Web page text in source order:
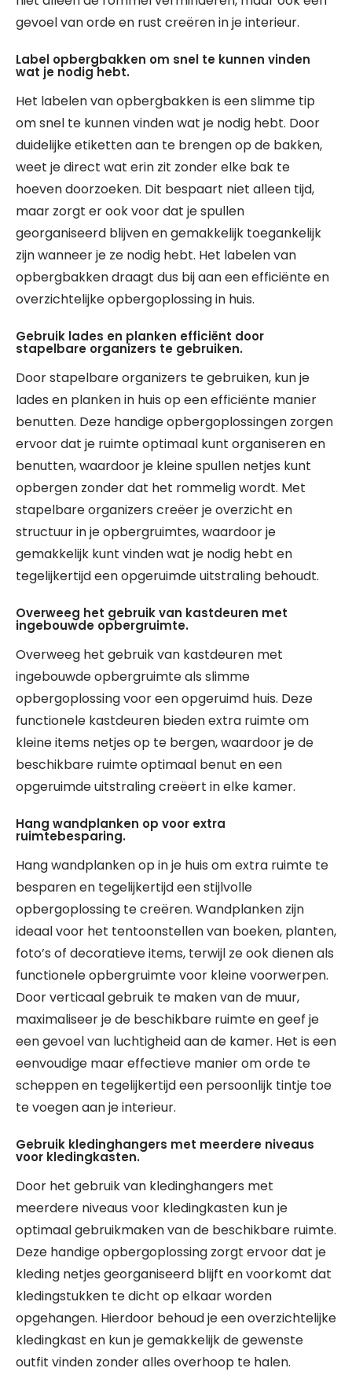
gevoel van orde en rust creëren in je interieur.
Label opbergbakken om snel te kunnen vinden
wat je nodig hebt.
Het labelen van opbergbakken is een slimme tip
om snel te kunnen vinden wat je nodig hebt. Door
duidelijke etiketten aan te brengen op de bakken,
weet je direct wat erin zit zonder elke bak te
hoeven doorzoeken. Dit bespaart niet alleen tijd,
maar zorgt er ook voor dat je spullen
georganiseerd blijven en gemakkelijk toegankelijk
zijn wanneer je ze nodig hebt. Het labelen van
opbergbakken draagt dus bij aan een efficiënte en
overzichtelijke opbergoplossing in huis.
Gebruik lades en planken efficiënt door
stapelbare organizers te gebruiken.
Door stapelbare organizers te gebruiken, kun je
lades en planken in huis op een efficiënte manier
benutten. Deze handige opbergoplossingen zorgen
ervoor dat je ruimte optimaal kunt organiseren en
benutten, waardoor je kleine spullen netjes kunt
opbergen zonder dat het rommelig wordt. Met
stapelbare organizers creëer je overzicht en
structuur in je opbergruimtes, waardoor je
gemakkelijk kunt vinden wat je nodig hebt en
tegelijkertijd een opgeruimde uitstraling behoudt.
Overweeg het gebruik van kastdeuren met
ingebouwde opbergruimte.
Overweeg het gebruik van kastdeuren met
ingebouwde opbergruimte als slimme
opbergoplossing voor een opgeruimd huis. Deze
functionele kastdeuren bieden extra ruimte om
kleine items netjes op te bergen, waardoor je de
beschikbare ruimte optimaal benut en een
opgeruimde uitstraling creëert in elke kamer.
Hang wandplanken op voor extra
ruimtebesparing.
Hang wandplanken op in je huis om extra ruimte te
besparen en tegelijkertijd een stijlvolle
opbergoplossing te creëren. Wandplanken zijn
ideaal voor het tentoonstellen van boeken, planten,
foto’s of decoratieve items, terwijl ze ook dienen als
functionele opbergruimte voor kleine voorwerpen.
Door verticaal gebruik te maken van de muur,
maximaliseer je de beschikbare ruimte en geef je
een gevoel van luchtigheid aan de kamer. Het is een
eenvoudige maar effectieve manier om orde te
scheppen en tegelijkertijd een persoonlijk tintje toe
te voegen aan je interieur.
Gebruik kledinghangers met meerdere niveaus
voor kledingkasten.
Door het gebruik van kledinghangers met
meerdere niveaus voor kledingkasten kun je
optimaal gebruikmaken van de beschikbare ruimte.
Deze handige opbergoplossing zorgt ervoor dat je
kleding netjes georganiseerd blijft en voorkomt dat
kledingstukken te dicht op elkaar worden
opgehangen. Hierdoor behoud je een overzichtelijke
kledingkast en kun je gemakkelijk de gewenste
outfit vinden zonder alles overhoop te halen.